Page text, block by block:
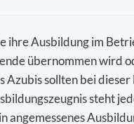
ihre Ausbildung im
übernommen wird
sollten bei
steht